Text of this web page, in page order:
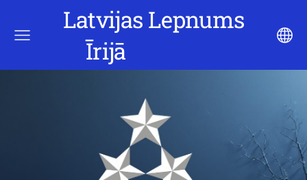
Latvijas Lepnums
Īrijā